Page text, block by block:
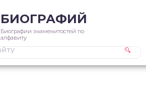
БИОГРАФИЙ
Биографии знаменитостей по
алфавиту